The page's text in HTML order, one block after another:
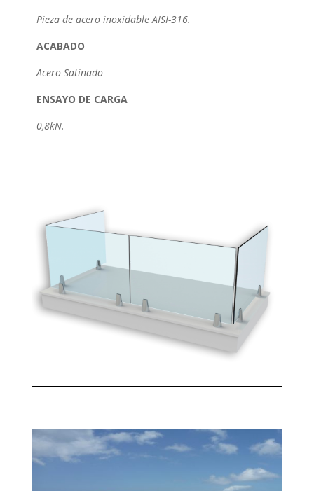
Pieza de acero inoxidable AISI-316.
ACABADO
Acero Satinado
ENSAYO DE CARGA
0,8kN.